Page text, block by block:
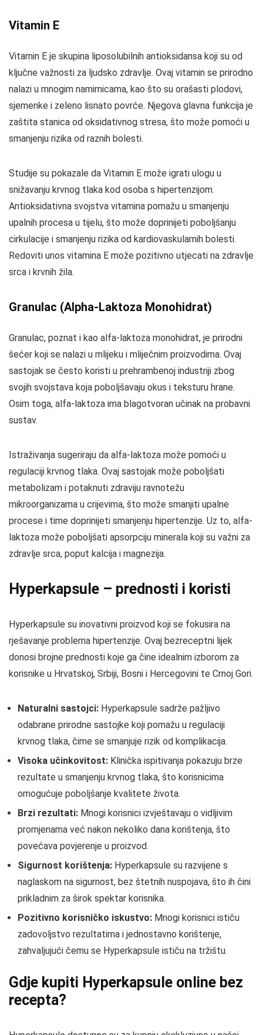
Vitamin E
Vitamin E je skupina liposolubilnih antioksidansa koji su od
ključne važnosti za ljudsko zdravlje. Ovaj vitamin se prirodno
nalazi u mnogim namirnicama, kao što su orašasti plodovi,
sjemenke i zeleno lisnato povrće. Njegova glavna funkcija je
zaštita stanica od oksidativnog stresa, što može pomoći u
smanjenju rizika od raznih bolesti.
Studije su pokazale da Vitamin E može igrati ulogu u
snižavanju krvnog tlaka kod osoba s hipertenzijom.
Antioksidativna svojstva vitamina pomažu u smanjenju
upalnih procesa u tijelu, što može doprinijeti poboljšanju
cirkulacije i smanjenju rizika od kardiovaskularnih bolesti.
Redoviti unos vitamina E može pozitivno utjecati na zdravlje
srca i krvnih žila.
Granulac (Alpha-Laktoza Monohidrat)
Granulac, poznat i kao alfa-laktoza monohidrat, je prirodni
šećer koji se nalazi u mlijeku i mliječnim proizvodima. Ovaj
sastojak se često koristi u prehrambenoj industriji zbog
svojih svojstava koja poboljšavaju okus i teksturu hrane.
Osim toga, alfa-laktoza ima blagotvoran učinak na probavni
sustav.
Istraživanja sugeriraju da alfa-laktoza može pomoći u
regulaciji krvnog tlaka. Ovaj sastojak može poboljšati
metabolizam i potaknuti zdraviju ravnotežu
mikroorganizama u crijevima, što može smanjiti upalne
procese i time doprinijeti smanjenju hipertenzije. Uz to, alfa-
laktoza može poboljšati apsorpciju minerala koji su važni za
zdravlje srca, poput kalcija i magnezija.
Hyperkapsule – prednosti i koristi
Hyperkapsule su inovativni proizvod koji se fokusira na
rješavanje problema hipertenzije. Ovaj bezreceptni lijek
donosi brojne prednosti koje ga čine idealnim izborom za
korisnike u Hrvatskoj, Srbiji, Bosni i Hercegovini te Crnoj Gori.
Naturalni sastojci: Hyperkapsule sadrže pažljivo
odabrane prirodne sastojke koji pomažu u regulaciji
krvnog tlaka, čime se smanjuje rizik od komplikacija.
Visoka učinkovitost: Klinička ispitivanja pokazuju brze
rezultate u smanjenju krvnog tlaka, što korisnicima
omogućuje poboljšanje kvalitete života.
Brzi rezultati: Mnogi korisnici izvještavaju o vidljivim
promjenama već nakon nekoliko dana korištenja, što
povećava povjerenje u proizvod.
Sigurnost korištenja: Hyperkapsule su razvijene s
naglaskom na sigurnost, bez štetnih nuspojava, što ih čini
prikladnim za širok spektar korisnika.
Pozitivno korisničko iskustvo: Mnogi korisnici ističu
zadovoljstvo rezultatima i jednostavno korištenje,
zahvaljujući čemu se Hyperkapsule ističu na tržištu.
Gdje kupiti Hyperkapsule online bez
recepta?